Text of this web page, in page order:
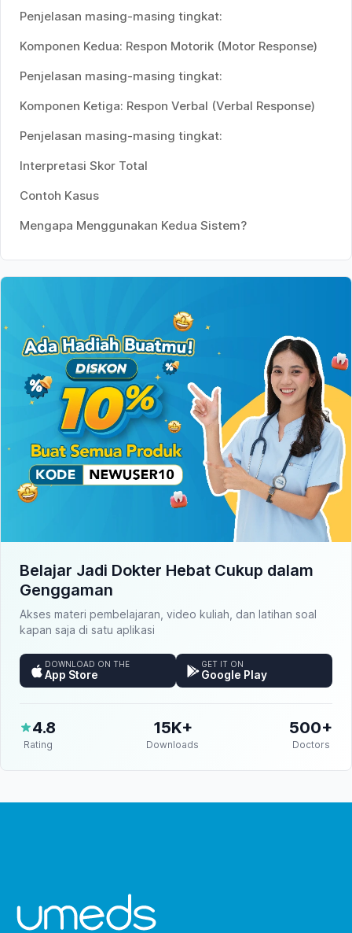
Penjelasan masing-masing tingkat:
Komponen Kedua: Respon Motorik (Motor Response)
Penjelasan masing-masing tingkat:
Komponen Ketiga: Respon Verbal (Verbal Response)
Penjelasan masing-masing tingkat:
Interpretasi Skor Total
Contoh Kasus
Mengapa Menggunakan Kedua Sistem?
Belajar Jadi Dokter Hebat Cukup dalam
Genggaman
Akses materi pembelajaran, video kuliah, dan latihan soal
kapan saja di satu aplikasi
DOWNLOAD ON THE
App Store
GET IT ON
Google Play
4.8
Rating
15K+
Downloads
500+
Doctors